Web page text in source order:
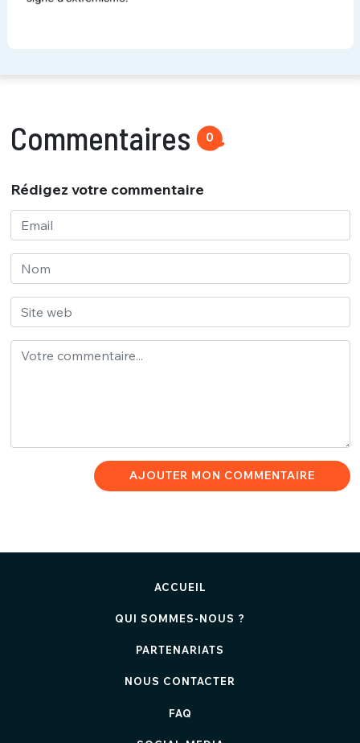
Commentaires 0
Rédigez votre commentaire
AJOUTER MON COMMENTAIRE
ACCUEIL
QUI SOMMES-NOUS ?
PARTENARIATS
NOUS CONTACTER
FAQ